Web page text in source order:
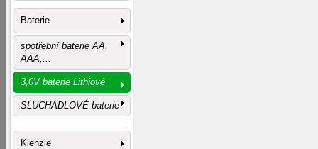
Baterie
spotřební baterie AA,
AAA,...
3,0V baterie Lithiové
SLUCHADLOVÉ baterie
Kienzle